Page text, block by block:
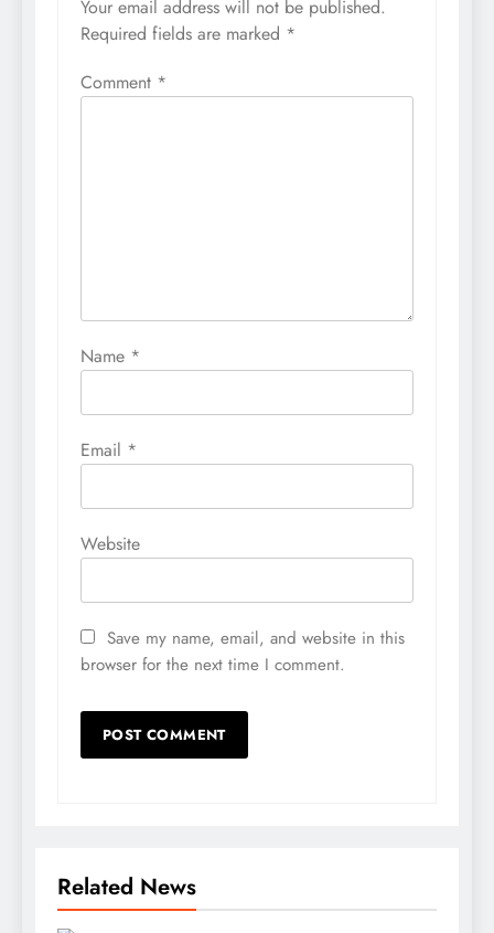
Your email address will not be published.
Required fields are marked *
Comment *
Name *
Email *
Website
Save my name, email, and website in this
browser for the next time I comment.
Related News